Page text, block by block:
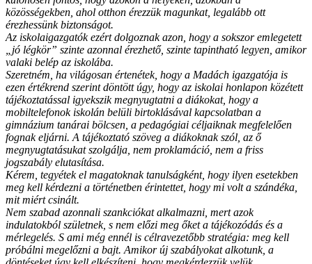
közösségekben, ahol otthon érezzük magunkat, legalább ott
érezhessünk biztonságot.
Az iskolaigazgatók ezért dolgoznak azon, hogy a sokszor emlegetett
„jó légkör” szinte azonnal érezhető, szinte tapintható legyen, amikor
valaki belép az iskolába.
Szeretném, ha világosan értenétek, hogy a Madách igazgatója is
ezen értékrend szerint döntött úgy, hogy az iskolai honlapon közétett
tájékoztatással igyekszik megnyugtatni a diákokat, hogy a
mobiltelefonok iskolán belüli birtoklásával kapcsolatban a
gimnázium tanárai bölcsen, a pedagógiai céljaiknak megfelelően
fognak eljárni. A tájékoztató szöveg a diákoknak szól, az ő
megnyugtatásukat szolgálja, nem proklamáció, nem a friss
jogszabály elutasítása.
Kérem, tegyétek el magatoknak tanulságként, hogy ilyen esetekben
meg kell kérdezni a történetben érintettet, hogy mi volt a szándéka,
mit miért csinált.
Nem szabad azonnali szankciókat alkalmazni, mert azok
indulatokból születnek, s nem előzi meg őket a tájékozódás és a
mérlegelés. S ami még ennél is célravezetőbb stratégia: meg kell
próbálni megelőzni a bajt. Amikor új szabályokat alkotunk, a